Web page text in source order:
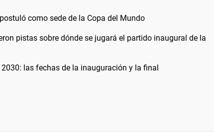
como sede de la Copa del Mundo
pistas sobre dónde se jugará el partido inaugural de la
las fechas de la inauguración y la final